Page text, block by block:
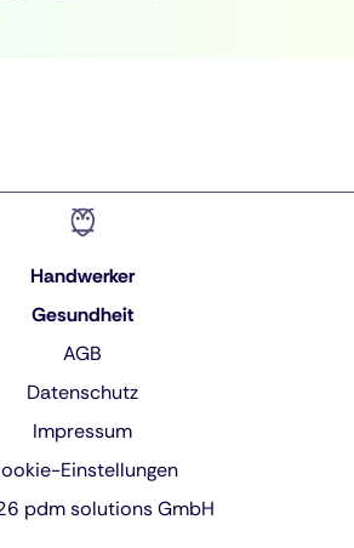
Handwerker
Gesundheit
AGB
Datenschutz
Impressum
Einstellungen
pdm solutions GmbH